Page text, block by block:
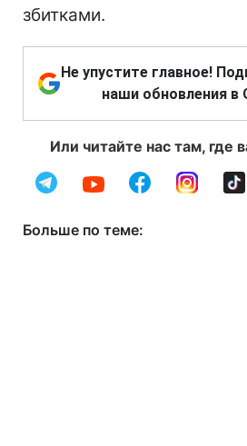
збитками.
Не упустите главное!
наши обновления в
Или читайте нас там, где
Больше по теме: